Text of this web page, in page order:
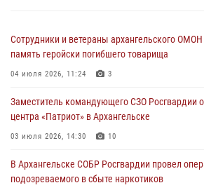
Сотрудники и ветераны архангельского
память геройски погибшего товарища
04 июля 2026, 11:24 3
Заместитель командующего СЗО Росгвардии
центра «Патриот» в Архангельске
03 июля 2026, 14:30 10
В Архангельске СОБР Росгвардии провел
подозреваемого в сбыте наркотиков